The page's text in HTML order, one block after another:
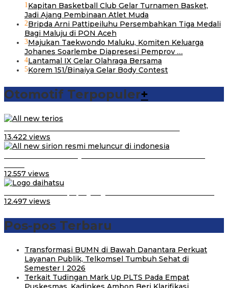
1 Kapitan Basketball Club Gelar Turnamen Basket,
Jadi Ajang Pembinaan Atlet Muda
2Bripda Arni Pattipeiluhu Persembahkan Tiga Medali
Bagi Maluju di PON Aceh
3Majukan Taekwondo Maluku, Komiten Keluarga
Johanes Soarlembe Diapresesi Pemprov …
4Lantamal IX Gelar Olahraga Bersama
5Korem 151/Binaiya Gelar Body Contest
Otomotif Terpopuler+
13.422 views
12.557 views
12.497 views
Pos-pos Terbaru
Transformasi BUMN di Bawah Danantara Perkuat
Layanan Publik, Telkomsel Tumbuh Sehat di
Semester I 2026
Terkait Tudingan Mark Up PLTS Pada Empat